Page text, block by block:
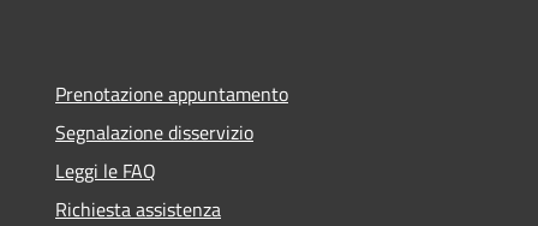
Prenotazione appuntamento
Segnalazione disservizio
Leggi le FAQ
Richiesta assistenza